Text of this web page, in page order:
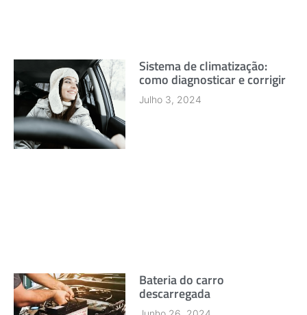
Sistema de climatização:
como diagnosticar e corrigir
Julho 3, 2024
Bateria do carro
descarregada